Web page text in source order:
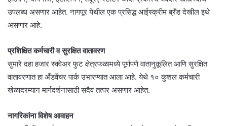
उपलब्ध असणार आहेत. नागपूर येथील एक प्रसिद्ध आईस्क्रीम ब्रँड देखील इथे
असणार आहे.
प्रशिक्षित कर्मचारी व सुरक्षित वातावरण
सुमारे दहा हजार स्क्वेअर फुट क्षेत्रफळामध्ये पूर्णपणे वातानुकूलित आणि सुरक्षित
वातावरणात हा अँडवेंचर पार्क उभारण्यात आला आहे. येथे १० कुशल कर्मचारी
खेळादरम्यान मार्गदर्शनासाठी सदैव तत्पर असणार आहेत.
नागरिकांना विशेष आवाहन